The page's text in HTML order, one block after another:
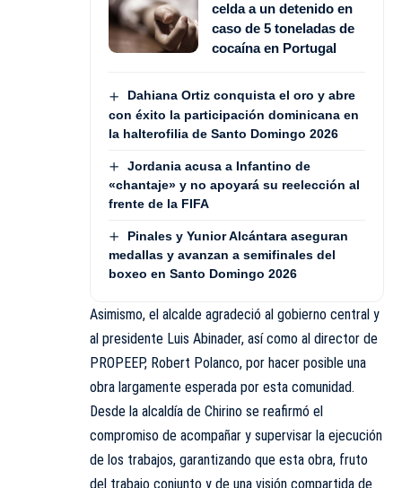
celda a un detenido en
caso de 5 toneladas de
cocaína en Portugal
Dahiana Ortiz conquista el oro y abre
con éxito la participación dominicana en
la halterofilia de Santo Domingo 2026
Jordania acusa a Infantino de
«chantaje» y no apoyará su reelección al
frente de la FIFA
Pinales y Yunior Alcántara aseguran
medallas y avanzan a semifinales del
boxeo en Santo Domingo 2026
Asimismo, el alcalde agradeció al gobierno central y
al presidente Luis Abinader, así como al director de
PROPEEP, Robert Polanco, por hacer posible una
obra largamente esperada por esta comunidad.
Desde la alcaldía de Chirino se reafirmó el
compromiso de acompañar y supervisar la ejecución
de los trabajos, garantizando que esta obra, fruto
del trabajo conjunto y de una visión compartida de